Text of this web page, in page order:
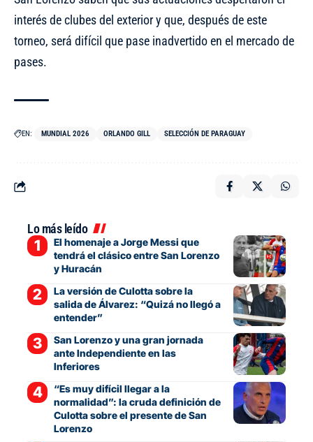
interés de clubes del exteriory que, después de este
torneo, será difícil que pase inadvertido en el mercado de
pases.
EN: MUNDIAL 2026 ORLANDO GILL SELECCIÓN DE PARAGUAY
Lo más leído
El homenaje a Jorge Messi que
tendrá el clásico entre San Lorenzo
y Huracán
La versión de Culotta sobre la
salida de Álvarez: “Quizá no llegó a
entender”
San Lorenzo y una gran jornada
ante Independiente en las
Inferiores
“Es muy difícil llegar a la
normalidad”: la cruda definición de
Culotta sobre el presente de San
Lorenzo